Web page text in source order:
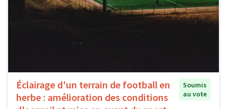
Éclairage d'un terrain de football en
herbe : amélioration des conditions
Soumis
au vote